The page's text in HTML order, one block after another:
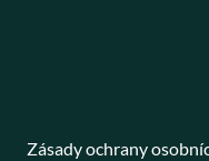
Zásady ochrany